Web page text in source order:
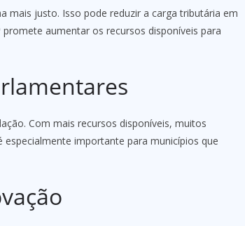
mais justo. Isso pode reduzir a carga tributária em
aumentar os recursos disponíveis para
Com mais recursos disponíveis, muitos
importante para municípios que